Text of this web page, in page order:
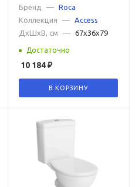
Бренд
—
Roca
Коллекция
—
Access
ДxШxВ, см
— 67x36x79
Достаточно
10 184₽
В КОРЗИНУ